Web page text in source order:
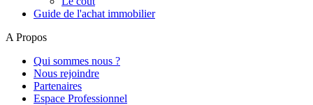
Guide de l'achat immobilier
A Propos
Qui sommes nous ?
Nous rejoindre
Partenaires
Espace Professionnel